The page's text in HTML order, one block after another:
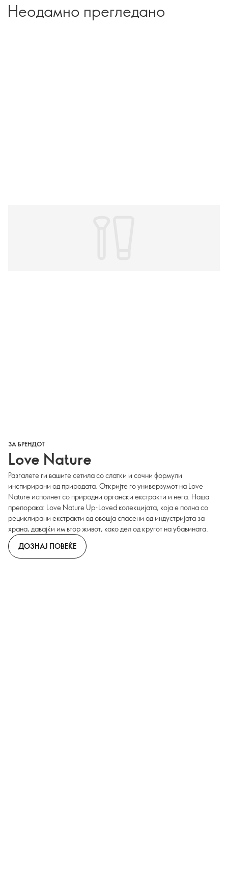
Неодамно прегледано
ЗА БРЕНДОТ
Love Nature
Разгалете ги вашите сетила со слатки и сочни формули
инспирирани од природата. Откријте го универзумот на Love
Nature исполнет со природни органски екстракти и нега. Наша
препорака: Love Nature Up-Loved колекцијата, која е полна со
рециклирани екстракти од овошја спасени од индустријата за
храна, давајќи им втор живот, како дел од кругот на убавината.
ДОЗНАЈ ПОВЕЌЕ